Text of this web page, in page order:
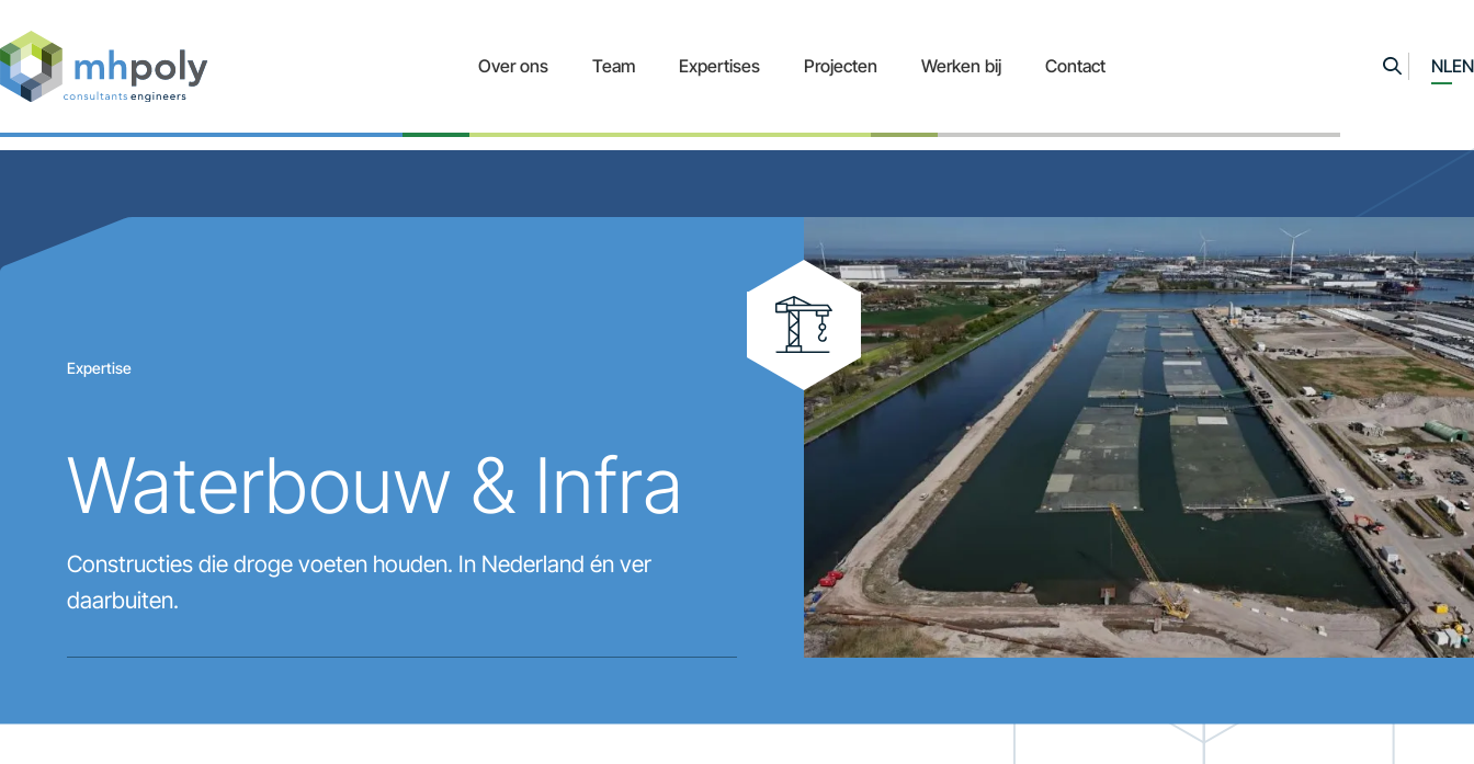
Over ons Team Expertises Projecten Werken bij Contact NLEN
Expertise
Waterbouw & Infra
Constructies die droge voeten houden. In Nederland én ver
daarbuiten.